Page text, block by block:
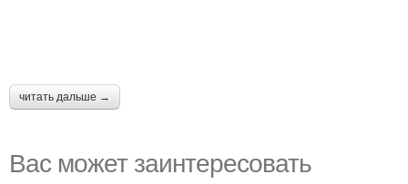
читать дальше →
Вас может заинтересовать